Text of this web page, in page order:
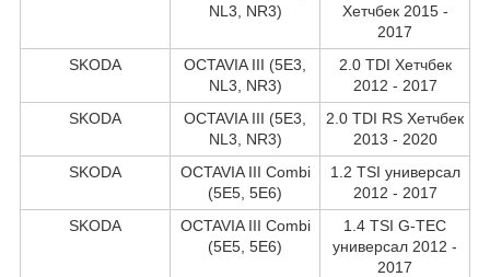
NL3, NR3)
Хетчбек 2015 -
2017
SKODA
OCTAVIA III (5E3,
NL3, NR3)
2.0 TDI Хетчбек
2012 - 2017
SKODA
OCTAVIA III (5E3,
NL3, NR3)
2.0 TDI RS Хетчбек
2013 - 2020
SKODA
OCTAVIA III Combi
(5E5, 5E6)
1.2 TSI универсал
2012 - 2017
SKODA
OCTAVIA III Combi
(5E5, 5E6)
1.4 TSI G-TEC
универсал 2012 -
2017